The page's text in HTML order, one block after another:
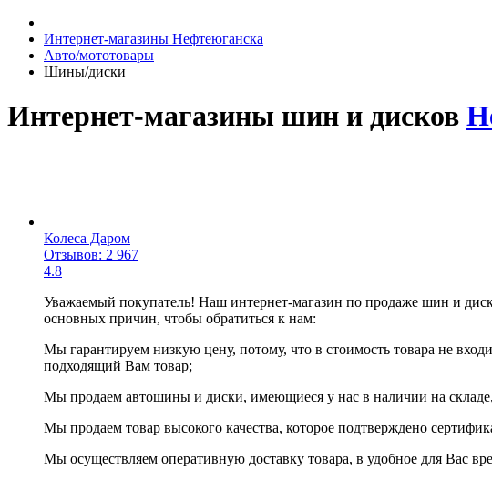
Интернет-магазины Нефтеюганска
Авто/мототовары
Шины/диски
Интернет-магазины шин и дисков
Колеса Даром
Отзывов: 2 967
4.8
Уважаемый покупатель! Наш интернет-магазин по продаже шин и
основных причин, чтобы обратиться к нам:
Мы гарантируем низкую цену, потому, что в стоимость товара не
подходящий Вам товар;
Мы продаем автошины и диски, имеющиеся у нас в наличии на
Мы продаем товар высокого качества, которое подтверждено
Мы осуществляем оперативную доставку товара, в удобное для Вас